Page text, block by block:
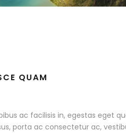
QUAM
ac facilisis in, egestas eget
porta ac consectetur ac,